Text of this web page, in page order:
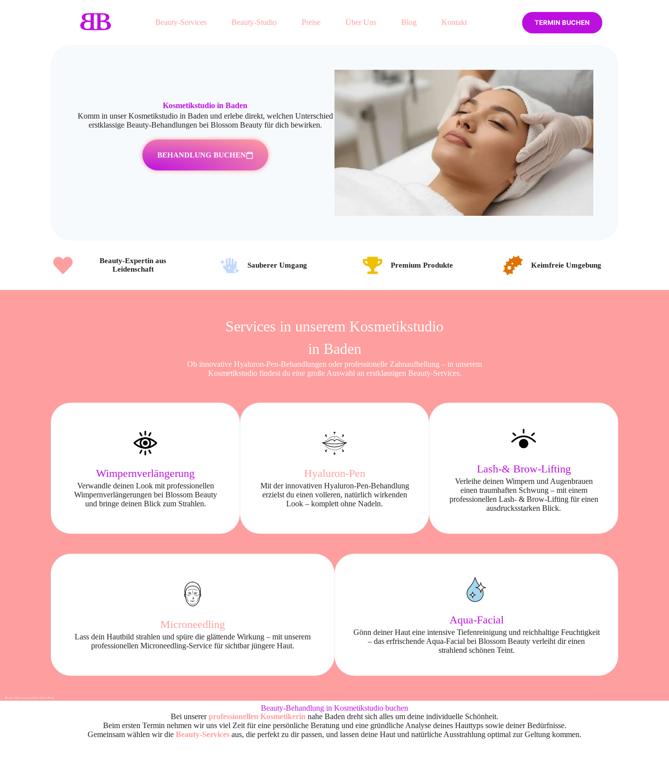
Beauty-Services Beauty-Studio Preise Über Uns Blog Kontakt TERMIN BUCHEN
Kosmetikstudio in Baden
Komm in unser Kosmetikstudio in Baden und erlebe direkt, welchen Unterschied
erstklassige Beauty-Behandlungen bei Blossom Beauty für dich bewirken.
BEHANDLUNG BUCHEN
Beauty-Expertin aus
Leidenschaft
Sauberer Umgang Premium Produkte Keimfreie Umgebung
Services in unserem Kosmetikstudio
in Baden
Ob innovative Hyaluron-Pen-Behandlungen oder professionelle Zahnaufhellung – in unserem
Kosmetikstudio findest du eine große Auswahl an erstklassigen Beauty-Services.
Wimpernverlängerung
Verwandle deinen Look mit professionellen
Wimpernverlängerungen bei Blossom Beauty
und bringe deinen Blick zum Strahlen.
Hyaluron-Pen
Mit der innovativen Hyaluron-Pen-Behandlung
erzielst du einen volleren, natürlich wirkenden
Look – komplett ohne Nadeln.
Lash-& Brow-Lifting
Verleihe deinen Wimpern und Augenbrauen
einen traumhaften Schwung – mit einem
professionellen Lash- & Brow-Lifting für einen
ausdrucksstarken Blick.
Microneedling
Lass dein Hautbild strahlen und spüre die glättende Wirkung – mit unserem
professionellen Microneedling-Service für sichtbar jüngere Haut.
Aqua-Facial
Gönn deiner Haut eine intensive Tiefenreinigung und reichhaltige Feuchtigkeit
– das erfrischende Aqua-Facial bei Blossom Beauty verleiht dir einen
strahlend schönen Teint.
Beauty-Services zu einem fairen Preis
Beauty-Behandlung in Kosmetikstudio buchen
Bei unsererprofessionellen Kosmetikerin nahe Baden dreht sich alles um deine individuelle Schönheit.
Beim ersten Termin nehmen wir uns viel Zeit für eine persönliche Beratung und eine gründliche Analyse deines Hauttyps sowie deiner Bedürfnisse.
Gemeinsam wählen wir die Beauty-Services aus, die perfekt zu dir passen, und lassen deine Haut und natürliche Ausstrahlung optimal zur Geltung kommen.